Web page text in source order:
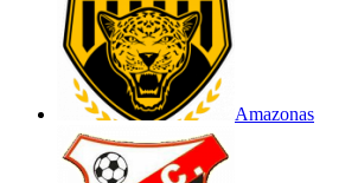
Amazonas